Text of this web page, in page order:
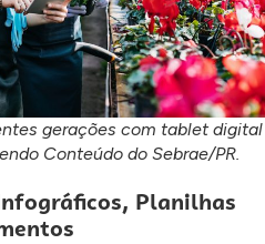
gerações com tablet digital
Conteúdo do Sebrae/PR.
Planilhas